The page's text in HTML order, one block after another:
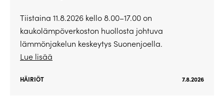
Tiistaina 11.8.2026 kello 8.00–17.00 on
kaukolämpöverkoston huollosta johtuva
lämmönjakelun keskeytys Suonenjoella.
Lue lisää
HÄIRIÖT 7.8.2026